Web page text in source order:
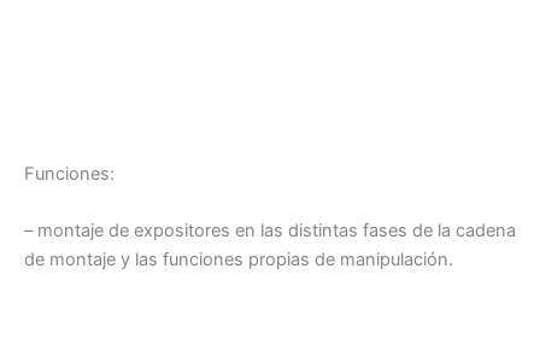
Funciones:
– montaje de expositores en las distintas fases de la cadena
de montaje y las funciones propias de manipulación.